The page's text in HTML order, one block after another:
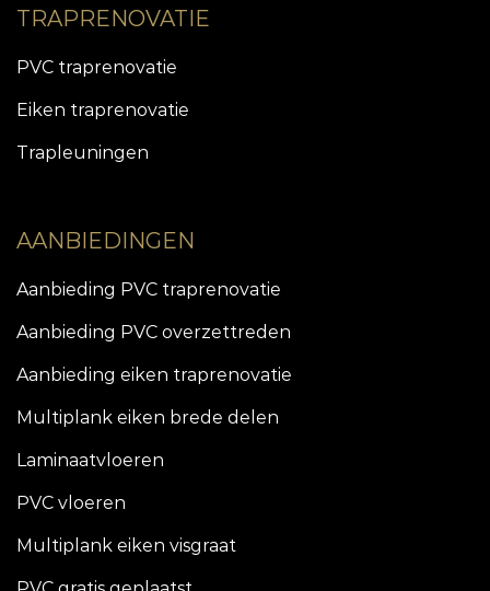
TRAPRENOVATIE
PVC traprenovatie
Eiken traprenovatie
Trapleuningen
AANBIEDINGEN
Aanbieding PVC traprenovatie
Aanbieding PVC overzettreden
Aanbieding eiken traprenovatie
Multiplank eiken brede delen
Laminaatvloeren
PVC vloeren
Multiplank eiken visgraat